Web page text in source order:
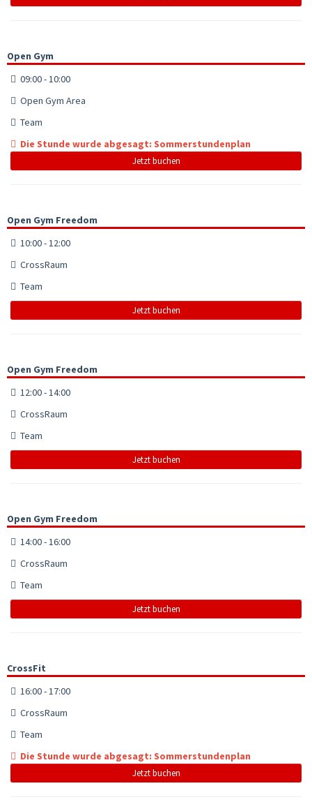
Open Gym
09:00 - 10:00
Open Gym Area
Team
Die Stunde wurde abgesagt: Sommerstundenplan
Jetzt buchen
Open Gym Freedom
10:00 - 12:00
CrossRaum
Team
Jetzt buchen
Open Gym Freedom
12:00 - 14:00
CrossRaum
Team
Jetzt buchen
Open Gym Freedom
14:00 - 16:00
CrossRaum
Team
Jetzt buchen
CrossFit
16:00 - 17:00
CrossRaum
Team
Die Stunde wurde abgesagt: Sommerstundenplan
Jetzt buchen